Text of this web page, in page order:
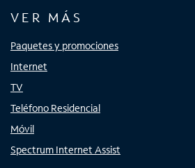
VER MÁS
Paquetes y promociones
Internet
TV
Teléfono Residencial
Móvil
Spectrum Internet Assist